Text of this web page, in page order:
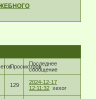
ПросмотровПоследнее
сообщение
129
2024-12-17
12:11:32 xexor